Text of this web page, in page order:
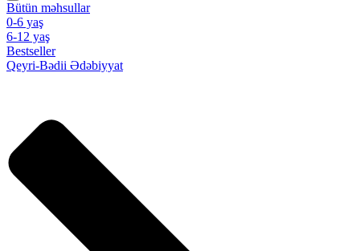
Bütün məhsullar
0-6 yaş
6-12 yaş
Bestseller
Qeyri-Bədii Ədəbiyyat